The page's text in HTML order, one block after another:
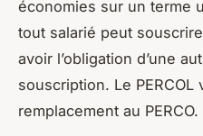
économies sur un terme
tout salarié peut
avoir l’obligation d’une
souscription. Le PERCOL
remplacement au PERCO.